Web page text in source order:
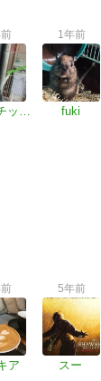
ロマンチッカーnao
1年前
fuki
ア
5年前
スー